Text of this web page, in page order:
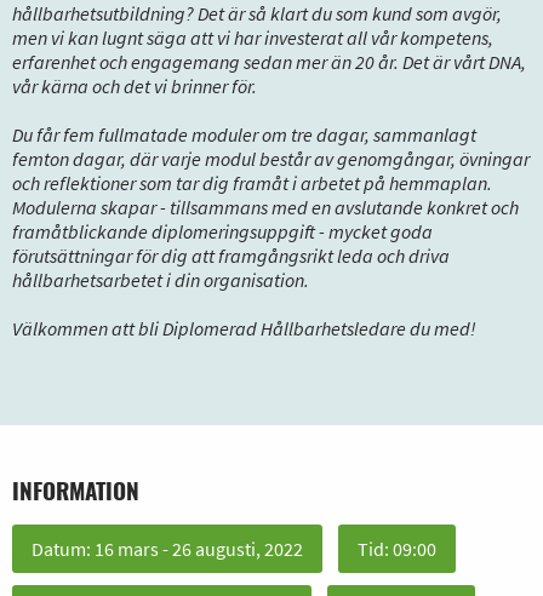
hållbarhetsutbildning? Det är så klart du som kund som avgör,
men vi kan lugnt säga att vi har investerat all vår kompetens,
erfarenhet och engagemang sedan mer än 20 år. Det är vårt DNA,
vår kärna och det vi brinner för.
Du får fem fullmatade moduler om tre dagar, sammanlagt
femton dagar, där varje modul består av genomgångar, övningar
och reflektioner som tar dig framåt i arbetet på hemmaplan.
Modulerna skapar - tillsammans med en avslutande konkret och
framåtblickande diplomeringsuppgift - mycket goda
förutsättningar för dig att framgångsrikt leda och driva
hållbarhetsarbetet i din organisation.
Välkommen att bli Diplomerad Hållbarhetsledare du med!
INFORMATION
Datum: 16 mars - 26 augusti, 2022 Tid: 09:00